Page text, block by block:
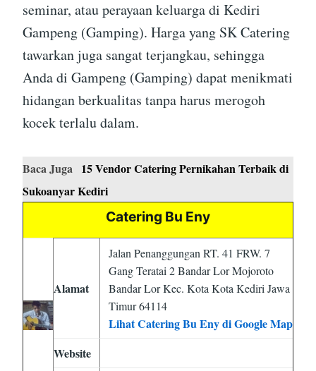
seminar, atau perayaan keluarga di Kediri
Gampeng (Gamping). Harga yang SK Catering
tawarkan juga sangat terjangkau, sehingga
Anda di Gampeng (Gamping) dapat menikmati
hidangan berkualitas tanpa harus merogoh
kocek terlalu dalam.
Baca Juga
15 Vendor Catering Pernikahan Terbaik di
Sukoanyar Kediri
Catering Bu Eny
Alamat
Jalan Penanggungan RT. 41 FRW. 7
Gang Teratai 2 Bandar Lor Mojoroto
Bandar Lor Kec. Kota Kota Kediri Jawa
Timur 64114
Lihat Catering Bu Eny di Google Map
Website